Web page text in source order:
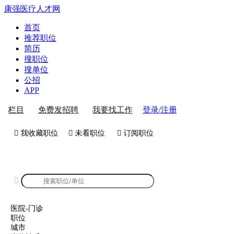
康强医疗人才网
首页
推荐职位
简历
搜职位
搜单位
公招
APP
栏目 免费发招聘 我要找工作 登录/注册
 我收藏职位  未看职位  订阅职位

医院-门诊
职位
城市